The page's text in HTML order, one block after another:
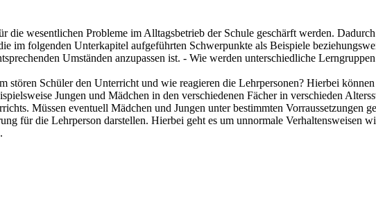
wesentlichen Probleme im Alltagsbetrieb der Schule geschärft werden.
im folgenden Unterkapitel aufgeführten Schwerpunkte als Beispiele
Umständen anzupassen ist. - Wie werden unterschiedliche
Schüler den Unterricht und wie reagieren die Lehrpersonen? Hierbei
Jungen und Mädchen in den verschiedenen Fächer in verschieden
Müssen eventuell Mädchen und Jungen unter bestimmten Vorraussetzungen
für die Lehrperson darstellen. Hierbei geht es um unnormale Verhaltensweisen